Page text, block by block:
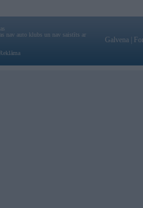
nav auto klubs un nav saistīts ar
Reklāma
Galvena